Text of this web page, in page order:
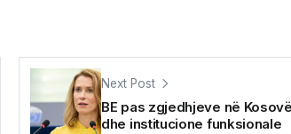
Next Post
BE pas zgjedhjeve në
dhe institucione funksionale